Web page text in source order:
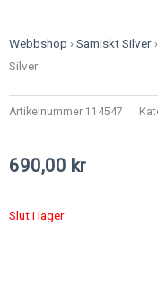
Webbshop ›Samiskt Silver ›
Silver
Artikelnummer 114547
690,00 kr
Slut i lager